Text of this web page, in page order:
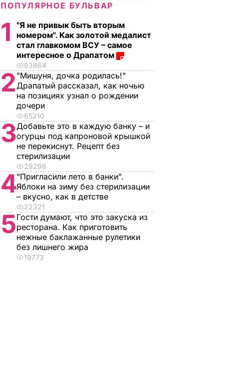
ПОПУЛЯРНОЕ БУЛЬВАР
1
"Я не привык быть вторым
номером". Как золотой медалист
стал главкомом ВСУ – самое
интересное о Драпатом
93864
2 "Мишуня, дочка родилась!"
Драпатый рассказал, как ночью
на позициях узнал о рождении
дочери
65210
3Добавьте это в каждую банку – и
огурцы под капроновой крышкой
не перекиснут. Рецепт без
стерилизации
29298
4"Пригласили лето в банки".
Яблоки на зиму без стерилизации
– вкусно, как в детстве
22321
5Гости думают, что это закуска из
ресторана. Как приготовить
нежные баклажанные рулетики
без лишнего жира
19773